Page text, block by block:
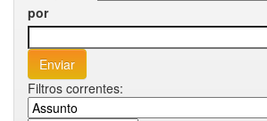
por
Filtros correntes: